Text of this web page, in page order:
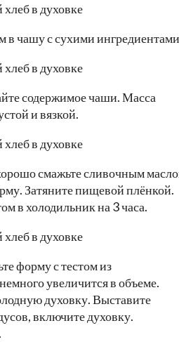
в чашу с сухими
содержимое чаши. Масса
и вязкой.
смажьте сливочным
Затяните пищевой плёнкой.
в холодильник на 3 часа.
форму с тестом из
увеличится в объеме.
духовку. Выставите
включите духовку.